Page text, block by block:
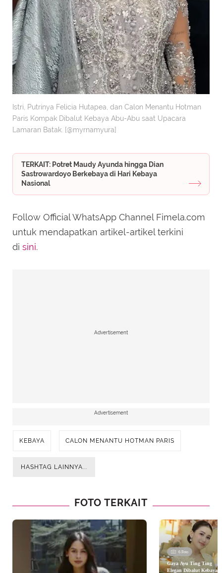
Istri, Putrinya Felicia Hutapea, dan Calon Menantu Hotman
Paris Kompak Dibalut Kebaya Abu-Abu saat Upacara
Lamaran Batak. [@myrnamyura]
TERKAIT: Potret Maudy Ayunda hingga Dian
Sastrowardoyo Berkebaya di Hari Kebaya
Nasional
Follow Official WhatsApp Channel Fimela.com
untuk mendapatkan artikel-artikel terkini
di sini.
Advertisement
Advertisement
KEBAYA CALON MENANTU HOTMAN PARIS
HASHTAG LAINNYA...
FOTO TERKAIT
6 Foto
Gaya Ayu Ting Ting
Elegan Dibalut Kebaya